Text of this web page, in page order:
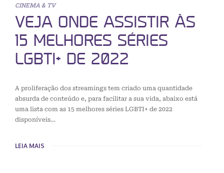
CINEMA & TV
VEJA ONDE ASSISTIR ÀS
15 MELHORES SÉRIES
LGBTI+ DE 2022
A proliferação dos streamings tem criado uma quantidade
absurda de conteúdo e, para facilitar a sua vida, abaixo está
uma lista com as 15 melhores séries LGBTI+ de 2022
disponíveis…
LEIA MAIS